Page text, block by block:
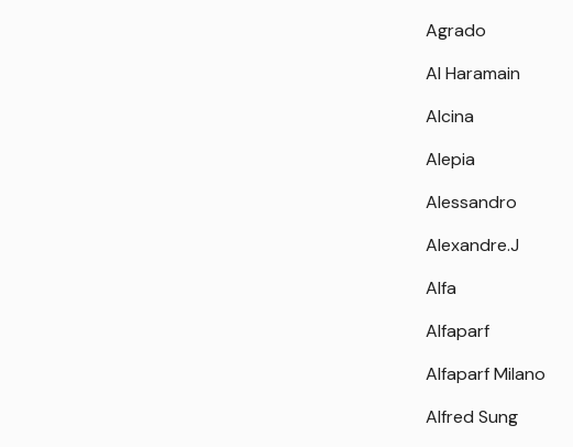
Agrado
Al Haramain
Alcina
Alepia
Alessandro
Alexandre.J
Alfa
Alfaparf
Alfaparf Milano
Alfred Sung